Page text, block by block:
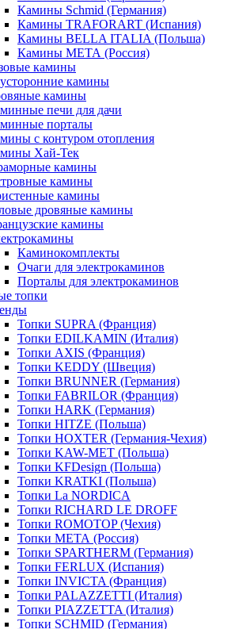
Камины Schmid (Германия)
Камины TRAFORART (Испания)
Камины BELLA ITALIA (Польша)
Камины МЕТА (Россия)
камины
камины
камины
печи для дачи
порталы
с контуром отопления
Хай-Тек
камины
камины
камины
дровяные камины
камины
Каминокомплекты
Очаги для электрокаминов
Порталы для электрокаминов
топки
Топки SUPRA (Франция)
Топки EDILKAMIN (Италия)
Топки AXIS (Франция)
Топки KEDDY (Швеция)
Топки BRUNNER (Германия)
Топки FABRILOR (Франция)
Топки HARK (Германия)
Топки HITZE (Польша)
Топки HOXTER (Германия-Чехия)
Топки KAW-MET (Польша)
Топки KFDesign (Польша)
Топки KRATKI (Польша)
Топки La NORDICA
Топки RICHARD LE DROFF
Топки ROMOTOP (Чехия)
Топки МЕТА (Россия)
Топки SPARTHERM (Германия)
Топки FERLUX (Испания)
Топки INVICTA (Франция)
Топки PALAZZETTI (Италия)
Топки PIAZZETTA (Италия)
Топки SCHMID (Германия)